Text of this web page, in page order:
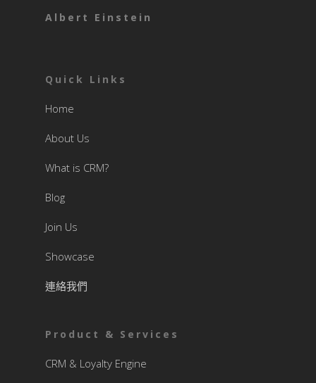
Albert Einstein
Quick Links
Home
About Us
What is CRM?
Blog
Join Us
Showcase
連絡我們
Product & Services
CRM & Loyalty Engine